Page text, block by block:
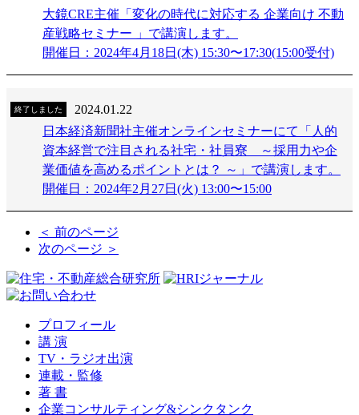
大鏡CRE主催「変化の時代に対応する 企業向け 不動
産戦略セミナー 」で講演します。
開催日：2024年4月18日(木) 15:30〜17:30(15:00受付)
終了しました
2024.01.22
日本経済新聞社主催オンラインセミナーにて「人的
資本経営で注目される社宅・社員寮 ～採用力や企
業価値を高めるポイントとは？ ～」で講演します。
開催日：2024年2月27日(火) 13:00〜15:00
＜ 前のページ
次のページ ＞
プロフィール
講 演
TV・ラジオ出演
連載・監修
著 書
企業コンサルティング&シンクタンク